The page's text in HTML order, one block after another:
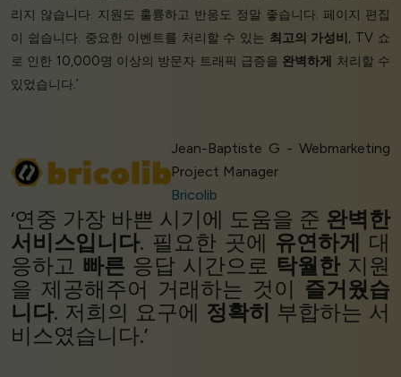
리지 않습니다. 지원도 훌륭하고 반응도 정말 좋습니다. 페이지 편집
이 쉽습니다. 중요한 이벤트를 처리할 수 있는 최고의 가성비, TV 쇼
로 인한 10,000명 이상의 방문자 트래픽 급증을 완벽하게 처리할 수
있었습니다.’
Jean-Baptiste G - Webmarketing
Project Manager
Bricolib
‘연중 가장 바쁜 시기에 도움을 준 완벽한
서비스입니다. 필요한 곳에 유연하게 대
응하고 빠른 응답 시간으로 탁월한지원
을 제공해주어 거래하는 것이 즐거웠습
니다. 저희의 요구에 정확히 부합하는 서
비스였습니다.’